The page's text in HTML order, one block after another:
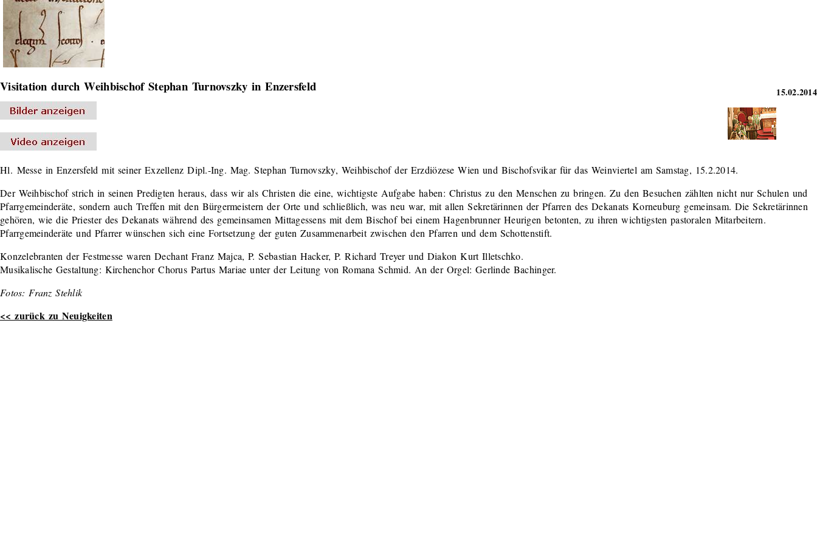
15.02.2014
Visitation durch Weihbischof Stephan Turnovszky in Enzersfeld
Hl. Messe in Enzersfeld mit seiner Exzellenz Dipl.-Ing. Mag. Stephan Turnovszky, Weihbischof der Erzdiözese Wien und Bischofsvikar für das Weinviertel am Samstag, 15.2.2014.
Der Weihbischof strich in seinen Predigten heraus, dass wir als Christen die eine, wichtigste Aufgabe haben: Christus zu den Menschen zu bringen. Zu den Besuchen zählten nicht nur Schulen und
Pfarrgemeinderäte, sondern auch Treffen mit den Bürgermeistern der Orte und schließlich, was neu war, mit allen Sekretärinnen der Pfarren des Dekanats Korneuburg gemeinsam. Die Sekretärinnen
gehören, wie die Priester des Dekanats während des gemeinsamen Mittagessens mit dem Bischof bei einem Hagenbrunner Heurigen betonten, zu ihren wichtigsten pastoralen Mitarbeitern.
Pfarrgemeinderäte und Pfarrer wünschen sich eine Fortsetzung der guten Zusammenarbeit zwischen den Pfarren und dem Schottenstift.
Konzelebranten der Festmesse waren Dechant Franz Majca, P. Sebastian Hacker, P. Richard Treyer und Diakon Kurt Illetschko.
Musikalische Gestaltung: Kirchenchor Chorus Partus Mariae unter der Leitung von Romana Schmid. An der Orgel: Gerlinde Bachinger.
Fotos: Franz Stehlik
<< zurück zu Neuigkeiten